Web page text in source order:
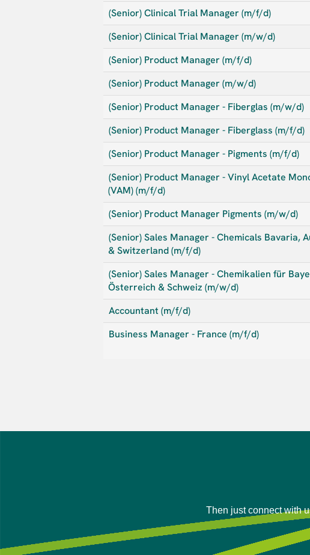
(Senior) Clinical Trial Manager (m/f/d)
(Senior) Clinical Trial Manager (m/w/d)
(Senior) Product Manager (m/f/d)
(Senior) Product Manager (m/w/d)
(Senior) Product Manager - Fiberglas (m/w/d)
(Senior) Product Manager - Fiberglass (m/f/d)
(Senior) Product Manager - Pigments (m/f/d)
(Senior) Product Manager - Vinyl Acetate
(VAM) (m/f/d)
(Senior) Product Manager Pigments (m/w/d)
(Senior) Sales Manager - Chemicals Bavaria,
& Switzerland (m/f/d)
(Senior) Sales Manager - Chemikalien für
Österreich & Schweiz (m/w/d)
Accountant (m/f/d)
Business Manager - France (m/f/d)
Then just connect with